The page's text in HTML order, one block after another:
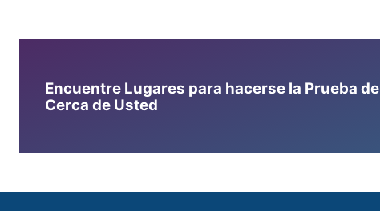
Encuentre Lugares para hacerse la Prueba
Cerca de Usted